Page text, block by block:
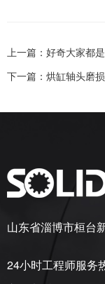
上一篇： 好奇大家都
下一篇： 烘缸轴头磨
山东省淄博市桓台
24小时工程师服务